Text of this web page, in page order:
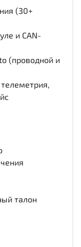
(30+
и CAN-
(проводной и
талон